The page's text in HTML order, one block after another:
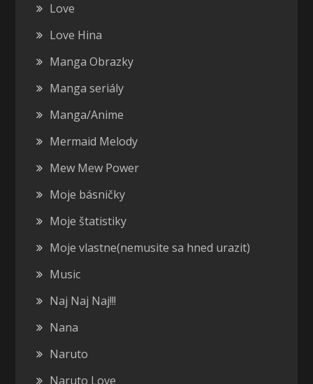
Love
Love Hina
Manga Obrazky
Manga seriály
Manga/Anime
Mermaid Melody
Mew Mew Power
Moje básničky
Moje štatistiky
Moje vlastne(nemusite sa hned urazit)
Music
Naj Naj Naj!!!
Nana
Naruto
Naruto Love